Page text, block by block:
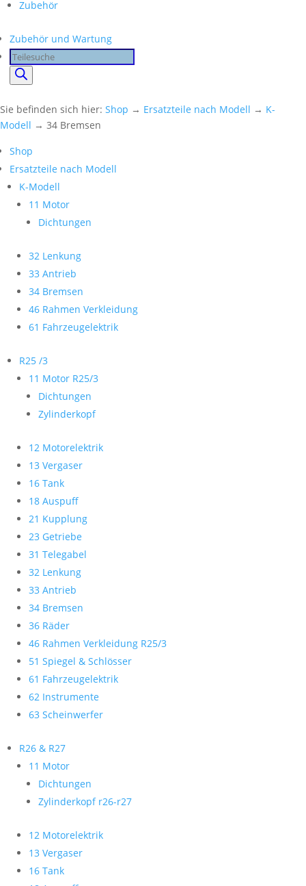
Zubehör
Zubehör und Wartung
Products
search
Sie befinden sich hier: Shop → Ersatzteile nach Modell → K-
Modell → 34 Bremsen
Shop
Ersatzteile nach Modell
K-Modell
11 Motor
Dichtungen
32 Lenkung
33 Antrieb
34 Bremsen
46 Rahmen Verkleidung
61 Fahrzeugelektrik
R25 /3
11 Motor R25/3
Dichtungen
Zylinderkopf
12 Motorelektrik
13 Vergaser
16 Tank
18 Auspuff
21 Kupplung
23 Getriebe
31 Telegabel
32 Lenkung
33 Antrieb
34 Bremsen
36 Räder
46 Rahmen Verkleidung R25/3
51 Spiegel & Schlösser
61 Fahrzeugelektrik
62 Instrumente
63 Scheinwerfer
R26 & R27
11 Motor
Dichtungen
Zylinderkopf r26-r27
12 Motorelektrik
13 Vergaser
16 Tank